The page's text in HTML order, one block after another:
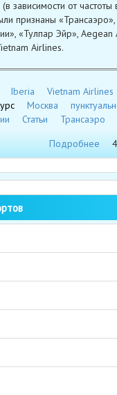
зависимости от
признаны «Трансаэро»,
«Тулпар Эйр», Aegean
Airlines.
Iberia Vietnam Airlines
Москва
Статьи Трансаэро
Подробнее